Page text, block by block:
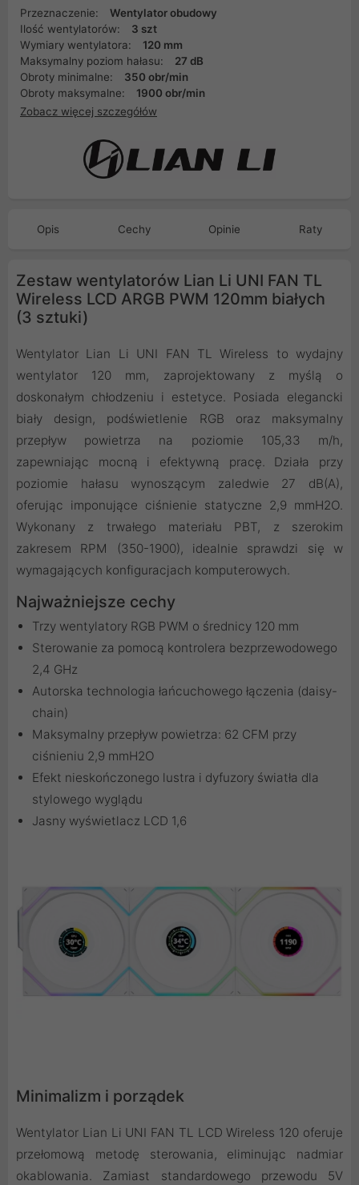
Przeznaczenie:
Wentylator obudowy
Ilość wentylatorów:
3 szt
Wymiary wentylatora:
120 mm
Maksymalny poziom hałasu:
27 dB
Obroty minimalne:
350 obr/min
Obroty maksymalne:
1900 obr/min
Zobacz więcej szczegółów
Opis Cechy Opinie Raty
Zestaw wentylatorów Lian Li UNI FAN TL
Wireless LCD ARGB PWM 120mm białych
(3 sztuki)
Wentylator Lian Li UNI FAN TL Wireless to wydajny
wentylator 120 mm, zaprojektowany z myślą o
doskonałym chłodzeniu i estetyce. Posiada elegancki
biały design, podświetlenie RGB oraz maksymalny
przepływ powietrza na poziomie 105,33 m/h,
zapewniając mocną i efektywną pracę. Działa przy
poziomie hałasu wynoszącym zaledwie 27 dB(A),
oferując imponujące ciśnienie statyczne 2,9 mmH2O.
Wykonany z trwałego materiału PBT, z szerokim
zakresem RPM (350-1900), idealnie sprawdzi się w
wymagających konfiguracjach komputerowych.
Najważniejsze cechy
Trzy wentylatory RGB PWM o średnicy 120 mm
Sterowanie za pomocą kontrolera bezprzewodowego
2,4 GHz
Autorska technologia łańcuchowego łączenia (daisy-
chain)
Maksymalny przepływ powietrza: 62 CFM przy
ciśnieniu 2,9 mmH2O
Efekt nieskończonego lustra i dyfuzory światła dla
stylowego wyglądu
Jasny wyświetlacz LCD 1,6
Minimalizm i porządek
Wentylator Lian Li UNI FAN TL LCD Wireless 120 oferuje
przełomową metodę sterowania, eliminując nadmiar
okablowania. Zamiast standardowego przewodu 5V